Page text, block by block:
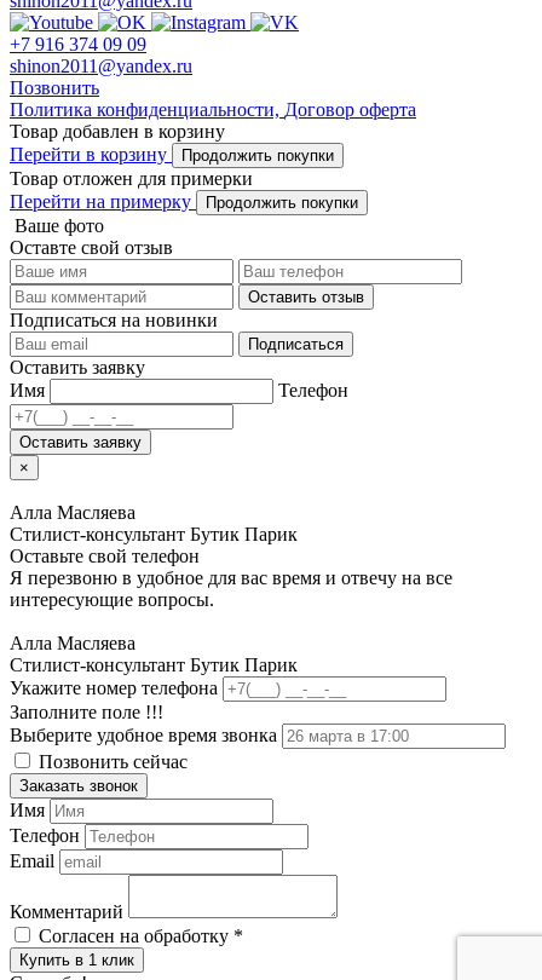
+7 916 374 09 09
shinon2011@yandex.ru
Позвонить
Политика конфиденциальности, Договор оферта
Товар добавлен в корзину
Перейти в корзину
Продолжить покупки
Товар отложен для примерки
Перейти на примерку
Продолжить покупки
Ваше фото
Оставте свой отзыв
Оставить отзыв
Подписаться на новинки
Подписаться
Оставить заявку
Имя
Телефон
Оставить заявку
×
Алла Масляева
Стилист-консультант Бутик Парик
Оставьте свой телефон
Я перезвоню в удобное для вас время и отвечу на все
интересующие вопросы.
Алла Масляева
Стилист-консультант Бутик Парик
Укажите номер телефона
Заполните поле !!!
Выберите удобное время звонка
Позвонить сейчас
Заказать звонок
Имя
Телефон
Email
Комментарий
Согласен на обработку *
Купить в 1 клик